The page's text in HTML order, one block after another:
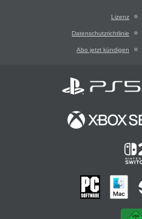
Lizenz
Datenschutzrichtlinie
Abo jetzt kündigen